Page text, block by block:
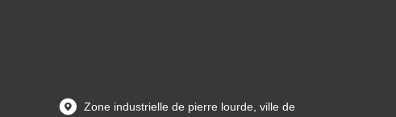
Zone industrielle de pierre lourde, ville de